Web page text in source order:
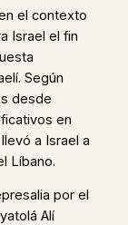
el contexto
Israel el fin
Según
desde
en
a Israel a
Líbano.
por el
Alí